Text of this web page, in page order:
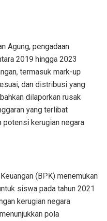
Agung, pengadaan
2019 hingga 2023
termasuk mark-up
dan distribusi yang
dilaporkan rusak
yang terlibat
potensi kerugian negara
(BPK) menemukan
siswa pada tahun 2021
kerugian negara
pola